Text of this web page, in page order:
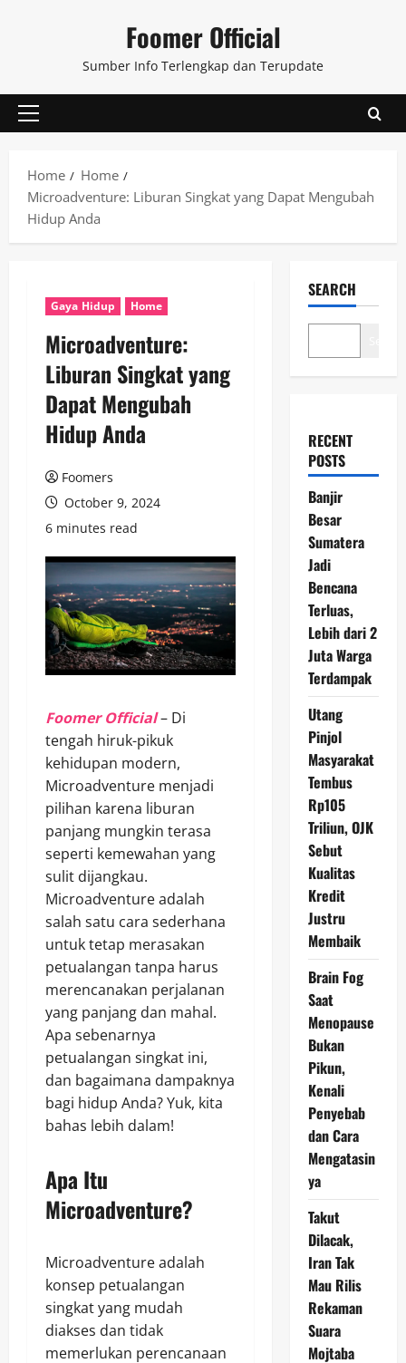
Foomer Official
Sumber Info Terlengkap dan Terupdate
Primary
Home
Home
Microadventure: Liburan Singkat yang Dapat Mengubah
Hidup Anda
Gaya Hidup Home
Microadventure:
Liburan Singkat yang
Dapat Mengubah
Hidup Anda
Foomers
October 9, 2024
6 minutes read
Foomer Official– Di
tengah hiruk-pikuk
kehidupan modern,
Microadventure menjadi
pilihan karena liburan
panjang mungkin terasa
seperti kemewahan yang
sulit dijangkau.
Microadventure adalah
salah satu cara sederhana
untuk tetap merasakan
petualangan tanpa harus
merencanakan perjalanan
yang panjang dan mahal.
Apa sebenarnya
petualangan singkat ini,
dan bagaimana dampaknya
bagi hidup Anda? Yuk, kita
bahas lebih dalam!
Apa Itu
Microadventure?
Microadventure adalah
konsep petualangan
singkat yang mudah
diakses dan tidak
memerlukan perencanaan
SEARCH
RECENT
POSTS
Banjir
Besar
Sumatera
Jadi
Bencana
Terluas,
Lebih dari 2
Juta Warga
Terdampak
Utang
Pinjol
Masyarakat
Tembus
Rp105
Triliun, OJK
Sebut
Kualitas
Kredit
Justru
Membaik
Brain Fog
Saat
Menopause
Bukan
Pikun,
Kenali
Penyebab
dan Cara
Mengatasin
ya
Takut
Dilacak,
Iran Tak
Mau Rilis
Rekaman
Suara
Mojtaba